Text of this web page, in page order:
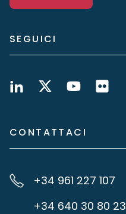
SEGUICI
CONTATTACI
+34 961 227 107
+34 640 30 80 23